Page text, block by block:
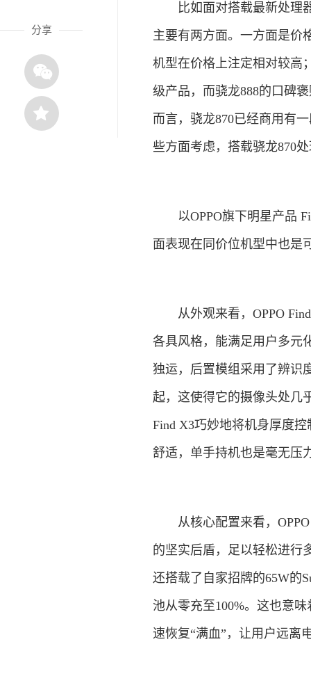
分享
比如面对搭载最新处理器
主要有两方面。一方面是价
机型在价格上注定相对较高
级产品，而骁龙888的口碑
而言，骁龙870已经商用有
些方面考虑，搭载骁龙870
以OPPO旗下明星产品
面表现在同价位机型中也是
从外观来看，OPPO Find
各具风格，能满足用户多元
独运，后置模组采用了辨识
起，这使得它的摄像头处几
Find X3巧妙地将机身厚度
舒适，单手持机也是毫无压
从核心配置来看，OPPO
的坚实后盾，足以轻松进行
还搭载了自家招牌的65W的
池从零充至100%。这也意
速恢复“满血”，让用户远离